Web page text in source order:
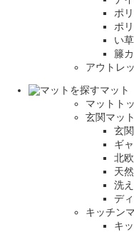
ポ
ポ
い
籐
アウトレ
マット
マットト
玄関マット
玄
ギ
北
天
洗
デ
キッチン
キ